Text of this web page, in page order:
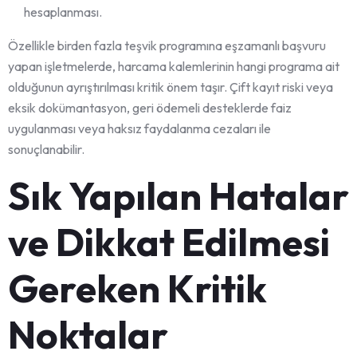
hesaplanması.
Özellikle birden fazla teşvik programına eşzamanlı başvuru
yapan işletmelerde, harcama kalemlerinin hangi programa ait
olduğunun ayrıştırılması kritik önem taşır. Çift kayıt riski veya
eksik dokümantasyon, geri ödemeli desteklerde faiz
uygulanması veya haksız faydalanma cezaları ile
sonuçlanabilir.
Sık Yapılan Hatalar
ve Dikkat Edilmesi
Gereken Kritik
Noktalar